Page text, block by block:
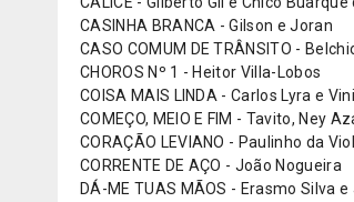
CASINHA BRANCA - Gilson e Joran
CASO COMUM DE TRÂNSITO -
CHOROS Nº 1 - Heitor Villa-Lobos
COISA MAIS LINDA - Carlos Lyra e
COMEÇO, MEIO E FIM - Tavito, Ney
CORAÇÃO LEVIANO - Paulinho da
CORRENTE DE AÇO - João Nogueira
DÁ-ME TUAS MÃOS - Erasmo Silva